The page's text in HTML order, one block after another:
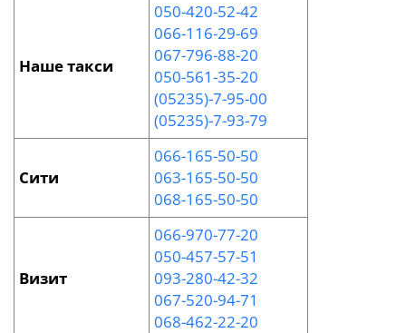
Наше такси
050-420-52-42
066-116-29-69
067-796-88-20
050-561-35-20
(05235)-7-95-00
(05235)-7-93-79
Сити
066-165-50-50
063-165-50-50
068-165-50-50
Визит
066-970-77-20
050-457-57-51
093-280-42-32
067-520-94-71
068-462-22-20